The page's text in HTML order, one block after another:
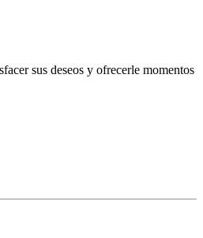
sus deseos y ofrecerle momentos